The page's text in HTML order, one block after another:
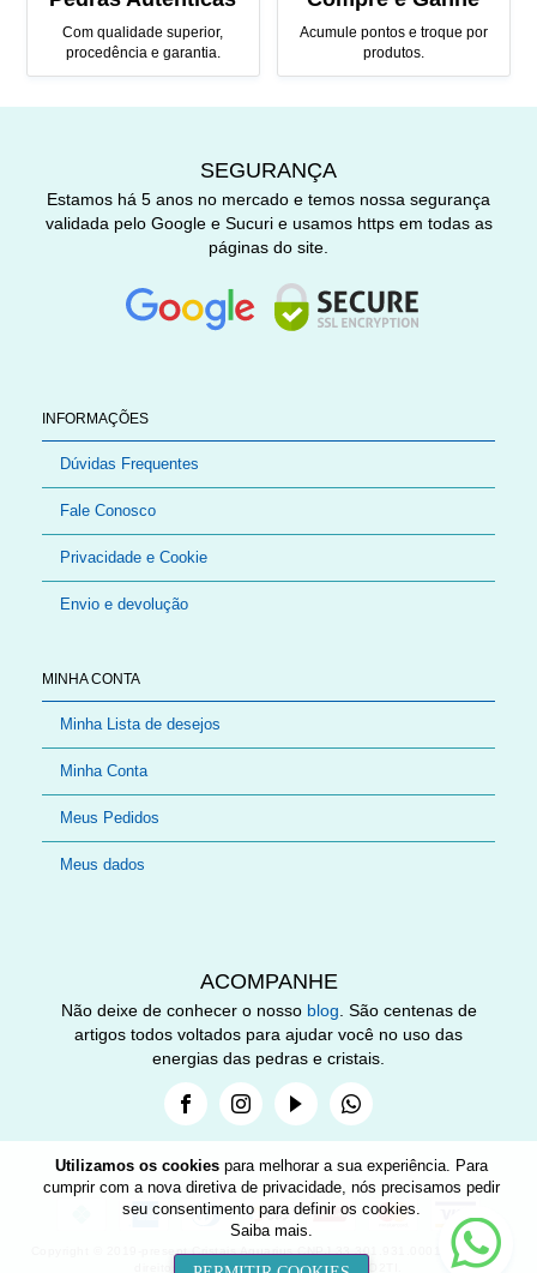
Utilizamos os cookies para melhorar a sua experiência. Para
cumprir com a nova diretiva de privacidade, nós precisamos pedir
seu consentimento para definir os cookies.
Saiba mais.
Com qualidade superior,
procedência e garantia.
Acumule pontos e troque por
produtos.
INFORMAÇÕES
Dúvidas Frequentes
Fale Conosco
Privacidade e Cookie
Envio e devolução
MINHA CONTA
Minha Lista de desejos
Minha Conta
Meus Pedidos
Meus dados
SEGURANÇA
Estamos há 5 anos no mercado e temos nossa segurança
validada pelo Google e Sucuri e usamos https em todas as
páginas do site.
ACOMPANHE
Não deixe de conhecer o nosso blog. São centenas de
artigos todos voltados para ajudar você no uso das
energias das pedras e cristais.
FacebookInstagramYoutubeWhatsapp
Copyright © 2019-present Cristais Aquarius CNPJ 33.301.931.0001-89. Todos
direitos reservados. Desenvolvido por O2TI.